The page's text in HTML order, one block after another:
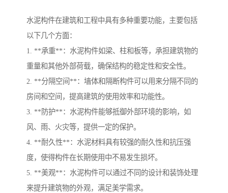
水泥构件在建筑和工程中具有多种重要功能，主要包括
以下几个方面：
1. **承重**：水泥构件如梁、柱和板等，承担建筑物的
重量和其他外部荷载，确保结构的稳定性和安全性。
2. **分隔空间**：墙体和隔断构件可以用来分隔不同的
房间和空间，提高建筑的使用效率和功能性。
3. **防护**：水泥构件能够抵御外部环境的影响，如
风、雨、火灾等，提供一定的保护。
4. **耐久性**：水泥材料具有较强的耐久性和抗压强
度，使得构件在长期使用中不易发生损坏。
5. **美观**：水泥构件可以通过不同的设计和装饰处理
来提升建筑物的外观，满足美学需求。